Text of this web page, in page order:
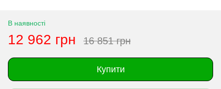
В наявності
12 962 грн 16 851 грн
Купити